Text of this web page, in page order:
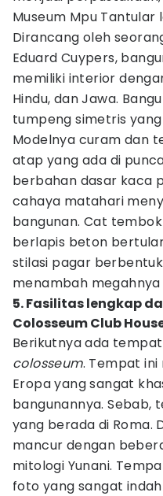
Museum Mpu Tantular
Dirancang oleh
Eduard Cuypers,
memiliki interior
Hindu, dan Jawa.
tumpeng simetris
Modelnya curam dan
atap yang ada di
berbahan dasar kaca
cahaya matahari
bangunan. Cat
berlapis beton
stilasi pagar berbentuk
menambah megahnya
5. Fasilitas lengkap
Colosseum Club
Berikutnya ada
colosseum. Tempat
Eropa yang sangat
bangunannya. Sebab,
yang berada di Roma.
mancur dengan
mitologi Yunani.
foto yang sangat